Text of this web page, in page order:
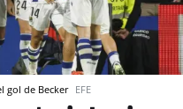
gol de Becker EFE